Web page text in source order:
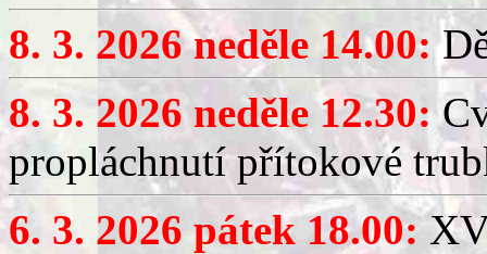
8. 3. 2026 neděle 14.00:
8. 3. 2026 neděle 12.30:
propláchnutí přítokové
6. 3. 2026 pátek 18.00: